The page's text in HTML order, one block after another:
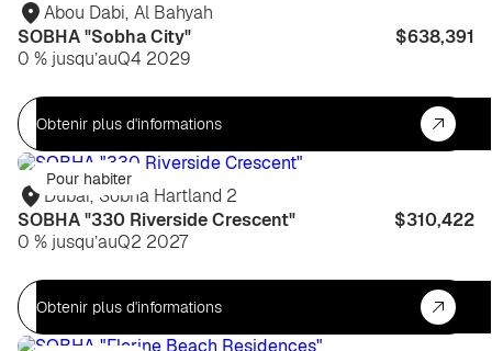
Abou Dabi, Al Bahyah
SOBHA "Sobha City"
$638,391
0 % jusqu’auQ4 2029
Obtenir plus d'informations
Pour habiter
Dubaï, Sobha Hartland 2
SOBHA "330 Riverside Crescent"
$310,422
0 % jusqu’auQ2 2027
Obtenir plus d'informations